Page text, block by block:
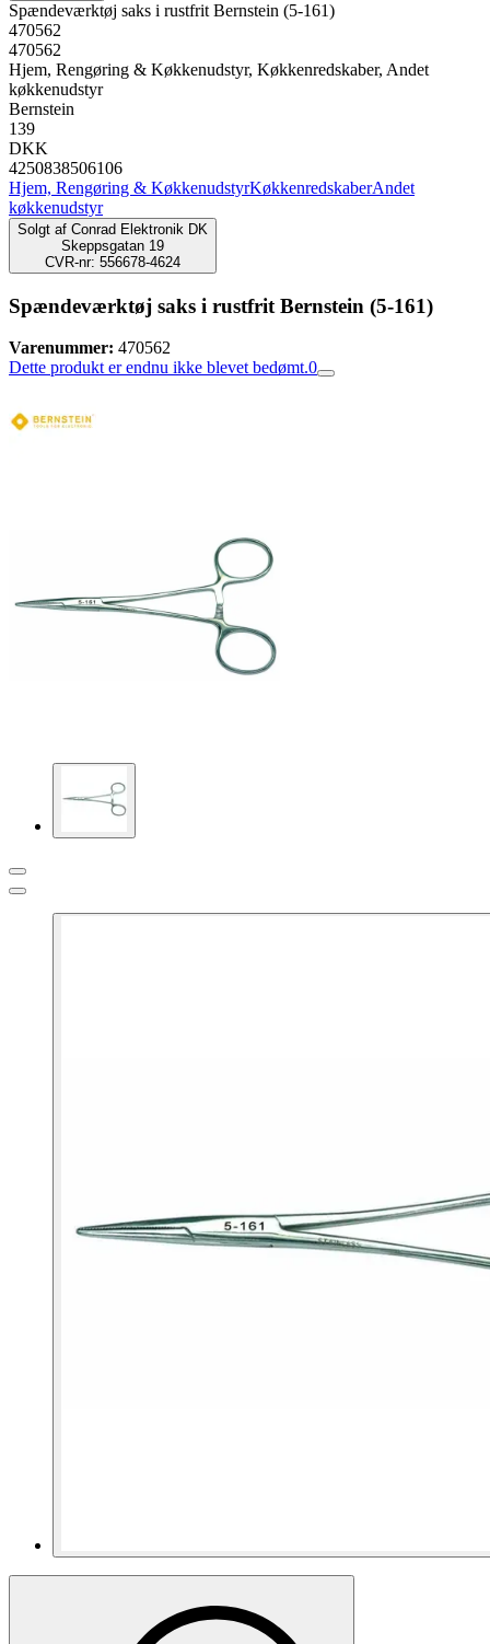
Spændeværktøj saks i rustfrit Bernstein (5-161)
470562
470562
Hjem, Rengøring & Køkkenudstyr, Køkkenredskaber, Andet
køkkenudstyr
Bernstein
139
DKK
4250838506106
Hjem, Rengøring & KøkkenudstyrKøkkenredskaberAndet
køkkenudstyr
Solgt af Conrad Elektronik DK
Skeppsgatan 19
CVR-nr: 556678-4624
Spændeværktøj saks i rustfrit Bernstein (5-161)
Varenummer: 470562
Dette produkt er endnu ikke blevet bedømt.0